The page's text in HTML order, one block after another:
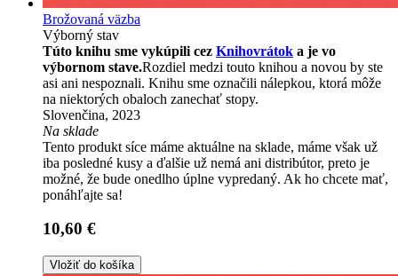
Brožovaná väzba
Výborný stav
Túto knihu sme vykúpili cez Knihovrátok a je vo
výbornom stave.Rozdiel medzi touto knihou a novou by ste
asi ani nespoznali. Knihu sme označili nálepkou, ktorá môže
na niektorých obaloch zanechať stopy.
Slovenčina, 2023
Na sklade
Tento produkt síce máme aktuálne na sklade, máme však už
iba posledné kusy a ďalšie už nemá ani distribútor, preto je
možné, že bude onedlho úplne vypredaný. Ak ho chcete mať,
ponáhľajte sa!
10,60 €
Vložiť do košíka